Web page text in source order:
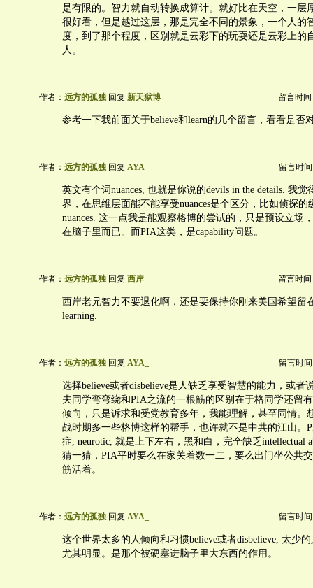
是有限的。智力就自动转换成算计。就好比在天空，一层
很好看，但是越过这层，那是完全不同的景象，一个人的
度，到了那个程度，区别就是云彩下的玩耍还是云彩上的
人。
作者： 远方的孤独 回复 新天狱博 留言时间
参考一下我前面关于believe和learn的几个留言，看看是否
作者： 远方的孤独 回复 AYA_ 留言时间
英文有个词nuances, 也就是你说的devils in the details. 我觉
界，在思维层面能不能享受nuances是个区分，比如侦探
nuances. 这一点我是能观察格博的尝试的，只是预设立场
在脑子里而已。而PIA这类，是capability问题。
作者： 远方的孤独 回复 西岸 留言时间
西岸老兄智力不要退化啊，还是要保持你刚来美国希望留
learning.
作者： 远方的孤独 回复 AYA_ 留言时间
选择believe或者disbelieve是人缺乏享受智慧的能力，或者
夫同学弯弯绕和PIA之流的一根筋的区别在于格同学还留
倾向，只是诉求和受党教育多年，我能理解，甚至同情。
战时期多一些格博这样的帮手，也许就不是中共的江山。
症, neurotic, 就是上下左右，黑和白，完全缺乏intellectual
猜一猜，PIA平时要么在家关着数一二，要么出门坐公共
筋活着。
作者： 远方的孤独 回复 AYA_ 留言时间
这个世界太多的人倾向和习惯believe或者disbelieve, 太少
尤其明显。是那个被硬塞进脑子里大东西的作用。